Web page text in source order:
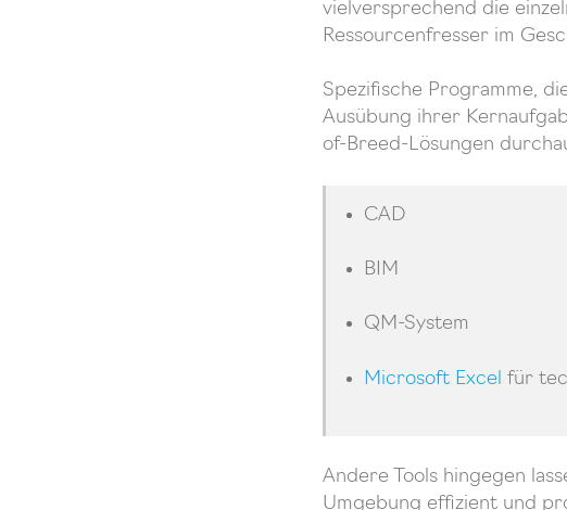
vielversprechend die
Ressourcenfresser im
Spezifische Programme,
Ausübung ihrer
of-Breed-Lösungen
CAD
BIM
QM-System
Microsoft Excel für
Andere Tools hingegen
Umgebung effizient und